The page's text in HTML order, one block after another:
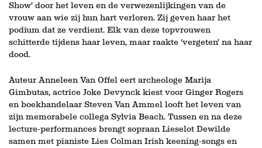
Show’ door het leven en de verwezenlijkingen van de
vrouw aan wie zij hun hart verloren. Zij geven haar het
podium dat ze verdient. Elk van deze topvrouwen
schitterde tijdens haar leven, maar raakte ‘vergeten’ na haar
dood.
Auteur Anneleen Van Offel eert archeologe Marija
Gimbutas, actrice Joke Devynck kiest voor Ginger Rogers
en boekhandelaar Steven Van Ammel looft het leven van
zijn memorabele collega Sylvia Beach. Tussen en na deze
lecture-performances brengt sopraan Lieselot Dewilde
samen met pianiste Lies Colman Irish keening-songs en